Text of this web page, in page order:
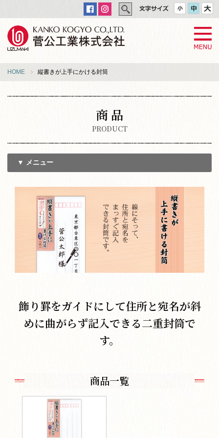
HOME 縦書きが上手にかける封筒
商 品
PRODUCT
▼ メニュー
飾り罫をガイドにして住所と宛名が斜
めに曲がらず記入できる二重封筒で
す。
商品一覧